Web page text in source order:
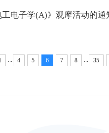
电子学(A)》观摩活动的通
4 5 6 7 8 35